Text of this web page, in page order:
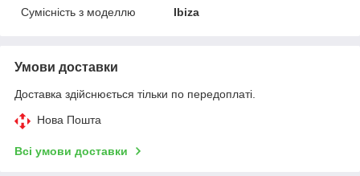
Сумісність з моделлю
Ibiza
Умови доставки
Доставка здійснюється тільки по передоплаті.
Нова Пошта
Всі умови доставки